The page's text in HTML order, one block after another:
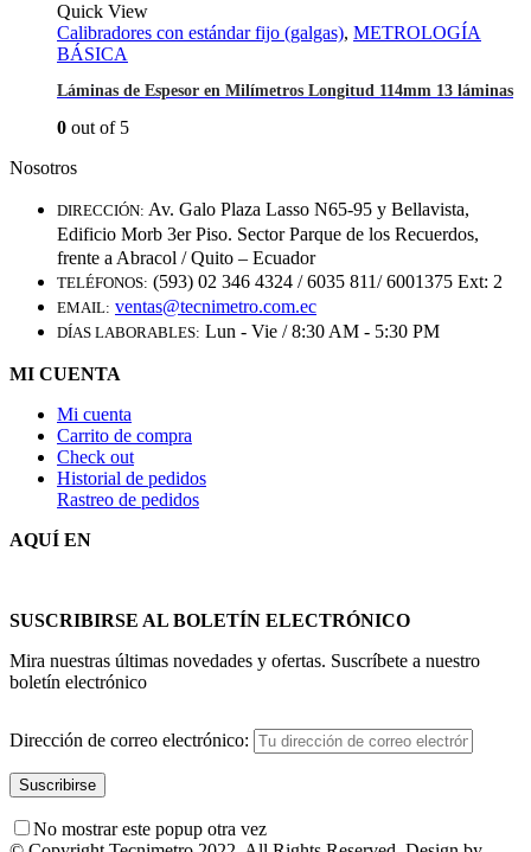
Quick View
Calibradores con estándar fijo (galgas), METROLOGÍA
BÁSICA
Láminas de Espesor en Milímetros Longitud 114mm 13 láminas
0 out of 5
Nosotros
DIRECCIÓN: Av. Galo Plaza Lasso N65-95 y Bellavista,
Edificio Morb 3er Piso. Sector Parque de los Recuerdos,
frente a Abracol / Quito – Ecuador
TELÉFONOS: (593) 02 346 4324 / 6035 811/ 6001375 Ext: 2
EMAIL: ventas@tecnimetro.com.ec
DÍAS LABORABLES: Lun - Vie / 8:30 AM - 5:30 PM
MI CUENTA
Mi cuenta
Carrito de compra
Check out
Historial de pedidos
Rastreo de pedidos
AQUÍ EN
SUSCRIBIRSE AL BOLETÍN ELECTRÓNICO
Mira nuestras últimas novedades y ofertas. Suscríbete a nuestro
boletín electrónico
Dirección de correo electrónico:
No mostrar este popup otra vez